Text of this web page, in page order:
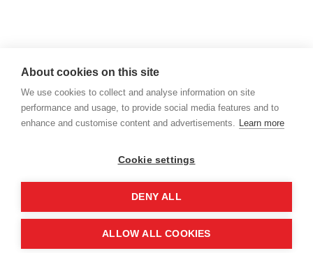
P: +46 703-59 70 61
Kontakta oss >
Följ oss på Linkedin
About cookies on this site
We use cookies to collect and analyse information on site
performance and usage, to provide social media features and to
enhance and customise content and advertisements. Learn more
Cookie settings
DENY ALL
ALLOW ALL COOKIES